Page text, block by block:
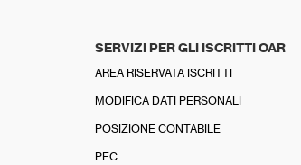
SERVIZI PER GLI ISCRITTI OAR
AREA RISERVATA ISCRITTI
MODIFICA DATI PERSONALI
POSIZIONE CONTABILE
PEC